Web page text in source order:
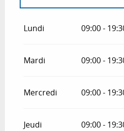
Lundi 09:00 -
Mardi 09:00 -
Mercredi 09:00 -
Jeudi 09:00 -